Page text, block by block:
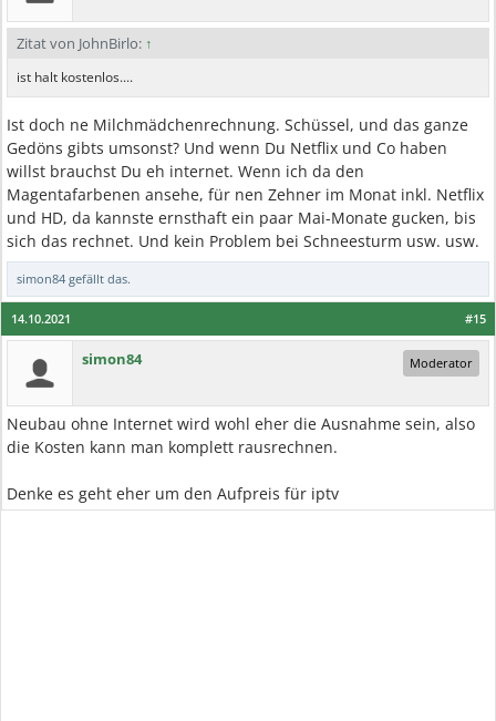
Zitat von JohnBirlo: ↑
ist halt kostenlos....
Ist doch ne Milchmädchenrechnung. Schüssel, und das ganze
Gedöns gibts umsonst? Und wenn Du Netflix und Co haben
willst brauchst Du eh internet. Wenn ich da den
Magentafarbenen ansehe, für nen Zehner im Monat inkl. Netflix
und HD, da kannste ernsthaft ein paar Mai-Monate gucken, bis
sich das rechnet. Und kein Problem bei Schneesturm usw. usw.
simon84 gefällt das.
#15
14.10.2021
simon84 Moderator
Neubau ohne Internet wird wohl eher die Ausnahme sein, also
die Kosten kann man komplett rausrechnen.
Denke es geht eher um den Aufpreis für iptv